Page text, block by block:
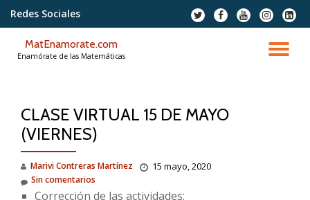
contenido
Redes Sociales
fa-
twitter
fa-
facebook
fa-
youtube
fa-
instagram
fa-
MatEnamorate.com
Enamórate de las Matemáticas
CLASE VIRTUAL 15 DE MAYO
(VIERNES)
Marivi Contreras Martínez 15 mayo, 2020
Sin comentarios
Corrección de las actividades: